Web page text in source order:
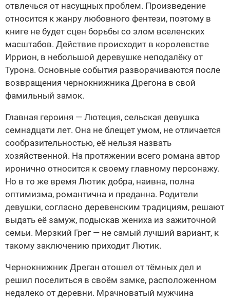
отвлечься от насущных проблем. Произведение
относится к жанру любовного фентези, поэтому в
книге не будет сцен борьбы со злом вселенских
масштабов. Действие происходит в королевстве
Иррион, в небольшой деревушке неподалёку от
Турона. Основные события разворачиваются после
возвращения чернокнижника Дрегона в свой
фамильный замок.
Главная героиня — Лютеция, сельская девушка
семнадцати лет. Она не блещет умом, не отличается
сообразительностью, её нельзя назвать
хозяйственной. На протяжении всего романа автор
иронично относится к своему главному персонажу.
Но в то же время Лютик добра, наивна, полна
оптимизма, романтична и преданна. Родители
девушки, согласно деревенским традициям, решают
выдать её замуж, подыскав жениха из зажиточной
семьи. Мерзкий Грег — не самый лучший вариант, к
такому заключению приходит Лютик.
Чернокнижник Дреган отошел от тёмных дел и
решил поселиться в своём замке, расположенном
недалеко от деревни. Мрачноватый мужчина